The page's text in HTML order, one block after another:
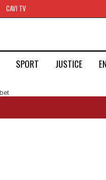
CAVI TV
SPORT JUSTICE